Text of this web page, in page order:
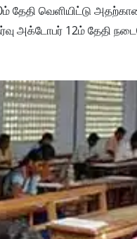
10ம் தேதி வெளி​யிட்டு
அக்டோபர் 12ம் தேதி